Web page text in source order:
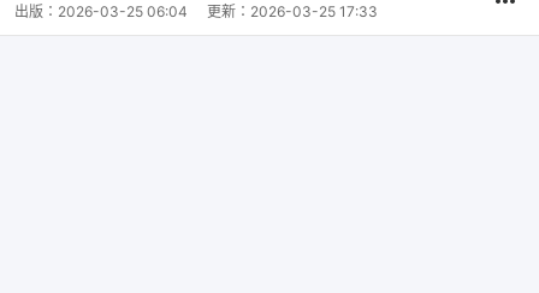
出版： 2026-03-25 06:04 更新： 2026-03-25 17:33